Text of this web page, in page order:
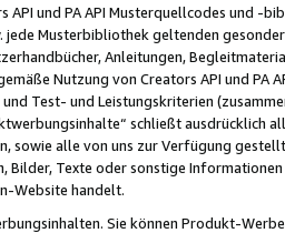
API und PA API Musterquellcodes und
Musterbibliothek geltenden
Anleitungen,
Nutzung von Creators API und PA
Test- und Leistungskriterien
schließt ausdrücklich
sowie alle von uns zur Verfügung
Bilder, Texte oder sonstige
Website handelt.
Sie können Produkt-